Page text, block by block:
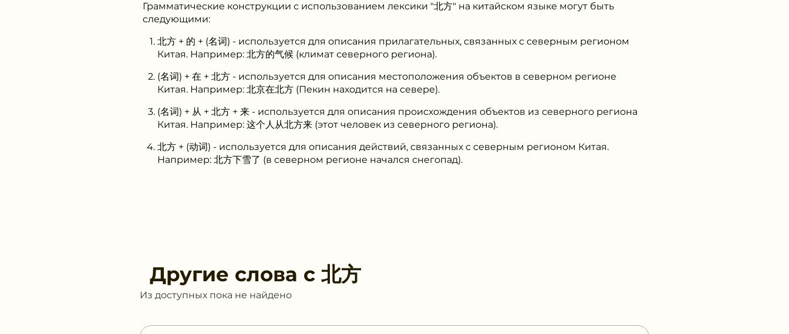
Грамматические конструкции с использованием лексики "北方" на китайском языке могут быть
следующими:
北方 + 的 + (名词) - используется для описания прилагательных, связанных с северным регионом
Китая. Например: 北方的气候 (климат северного региона).
(名词) + 在 + 北方 - используется для описания местоположения объектов в северном регионе
Китая. Например: 北京在北方 (Пекин находится на севере).
(名词) + 从 + 北方 + 来 - используется для описания происхождения объектов из северного региона
Китая. Например: 这个人从北方来 (этот человек из северного региона).
北方 + (动词) - используется для описания действий, связанных с северным регионом Китая.
Например: 北方下雪了 (в северном регионе начался снегопад).
Другие слова с 北方
Из доступных пока не найдено